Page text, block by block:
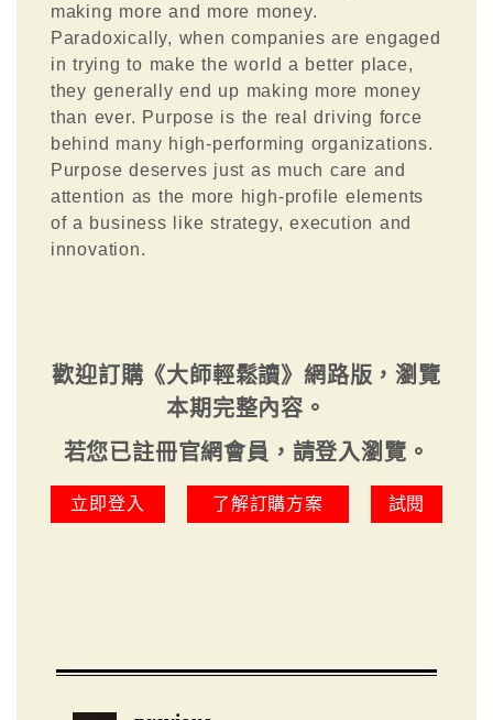
making more and more money.
Paradoxically, when companies are engaged
in trying to make the world a better place,
they generally end up making more money
than ever. Purpose is the real driving force
behind many high-performing organizations.
Purpose deserves just as much care and
attention as the more high-profile elements
of a business like strategy, execution and
innovation.
歡迎訂購《大師輕鬆讀》網路版，瀏覽
本期完整內容。
若您已註冊官網會員，請登入瀏覽。
立即登入 了解訂購方案 試閱